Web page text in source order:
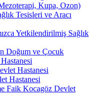
Kupa, Ozon)
Tesisleri ve Aracı
Yetkilendirilmiş Sağlık
Doğum ve Çocuk
Hastanesi
Hastanesi
Faik Kocagöz Devlet